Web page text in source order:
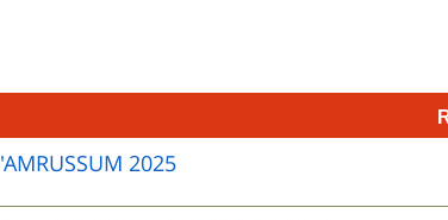
2025